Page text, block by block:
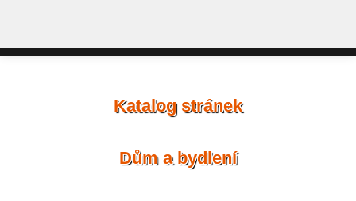
Katalog stránek
Dům a bydlení